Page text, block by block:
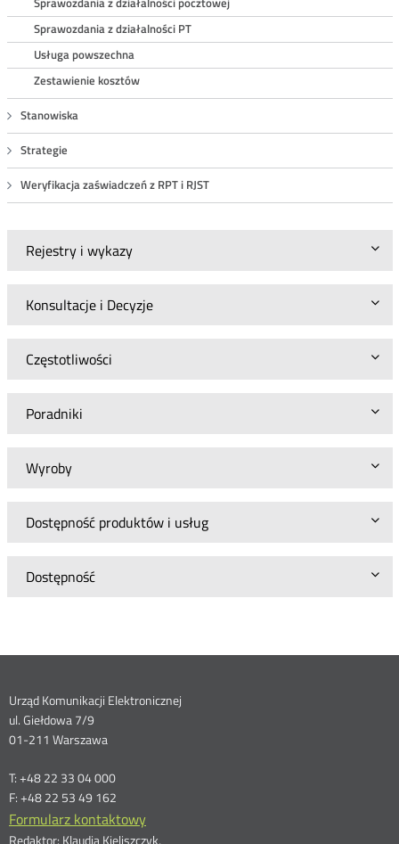
Sprawozdania z działalności PT
Usługa powszechna
Zestawienie kosztów
Stanowiska
Strategie
Weryfikacja zaświadczeń z RPT i RJST
Rejestry i wykazy
Konsultacje i Decyzje
Częstotliwości
Poradniki
Wyroby
Dostępność produktów i usług
Dostępność
Dane
kontaktowe
Urząd Komunikacji Elektronicznej
ul. Giełdowa 7/9
01-211 Warszawa
T: +48 22 33 04 000
F: +48 22 53 49 162
Formularz kontaktowy
Redaktor: Klaudia Kieliszczyk,